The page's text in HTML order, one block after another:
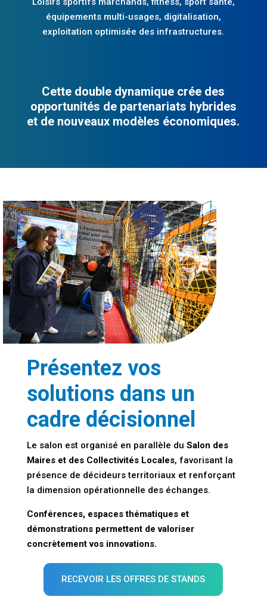
équipements multi-usages, digitalisation,
exploitation optimisée des infrastructures.
Cette double dynamique crée des
opportunités de partenariats hybrides
et de nouveaux modèles économiques.
Présentez vos
solutions dans un
cadre décisionnel
Le salon est organisé en parallèle du Salon des
Maires et des Collectivités Locales, favorisant la
présence de décideurs territoriaux et renforçant
la dimension opérationnelle des échanges.
Conférences, espaces thématiques et
démonstrations permettent de valoriser
concrètement vos innovations.
RECEVOIR LES OFFRES DE STANDS